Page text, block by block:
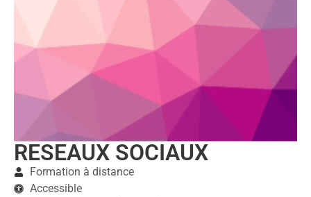
RESEAUX SOCIAUX
Formation à distance
Accessible